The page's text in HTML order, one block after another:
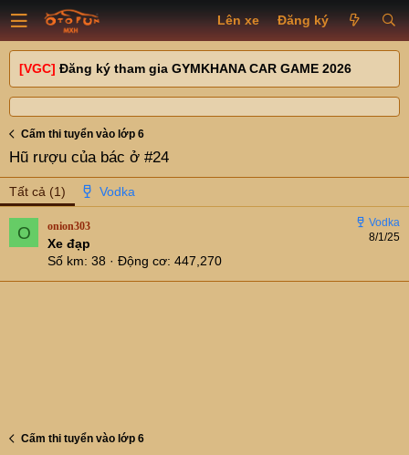
Lên xe Đăng ký
[VGC] Đăng ký tham gia GYMKHANA CAR GAME 2026
Cấm thi tuyển vào lớp 6
Hũ rượu của bác ở #24
Tất cả (1)
O 8/1/25
onion303
Xe đạp
Số km 38 Động cơ 447,270
Cấm thi tuyển vào lớp 6